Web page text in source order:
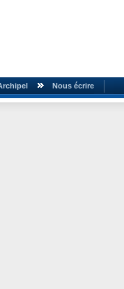
Nous écrire